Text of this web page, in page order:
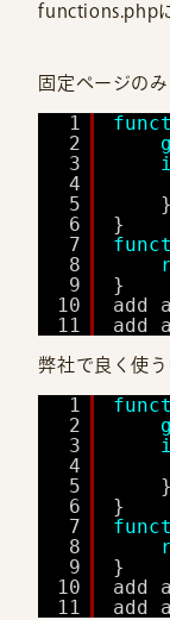
functions.php
固定ページのみ
1
2
3
4
5
6
7
8
9
10
11
}
}
}
弊社で良く使
1
2
3
4
5
6
7
8
9
10
11
}
}
}